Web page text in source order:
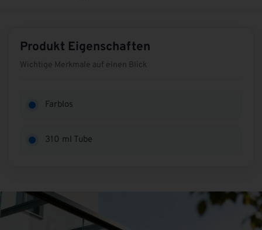
Produkt Eigenschaften
Wichtige Merkmale auf einen Blick
Farblos
310 ml Tube